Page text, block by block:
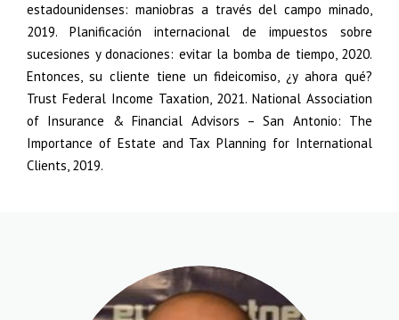
estadounidenses: maniobras a través del campo minado,
2019. Planificación internacional de impuestos sobre
sucesiones y donaciones: evitar la bomba de tiempo, 2020.
Entonces, su cliente tiene un fideicomiso, ¿y ahora qué?
Trust Federal Income Taxation, 2021. National Association
of Insurance & Financial Advisors – San Antonio: The
Importance of Estate and Tax Planning for International
Clients, 2019.